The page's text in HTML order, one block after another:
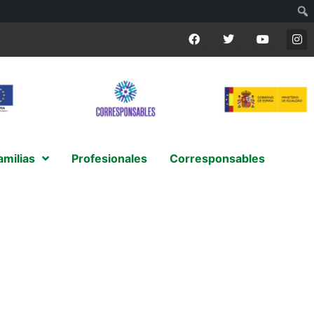
Profesionales Corresponsables